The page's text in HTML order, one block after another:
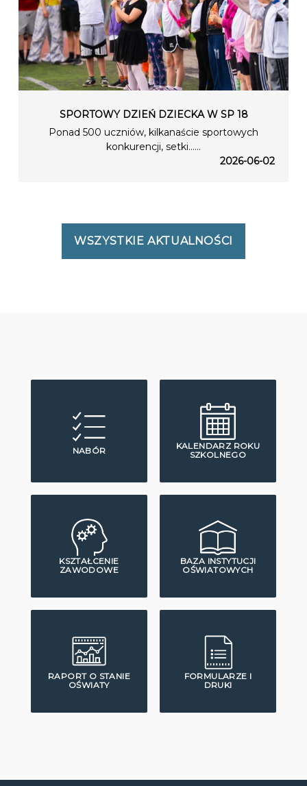
SPORTOWY DZIEŃ DZIECKA W SP 18
Ponad 500 uczniów, kilkanaście sportowych
konkurencji, setki…...
2026-06-02
WSZYSTKIE AKTUALNOŚCI
NABÓR
KALENDARZ ROKU
SZKOLNEGO
KSZTAŁCENIE
ZAWODOWE
BAZA INSTYTUCJI
OŚWIATOWYCH
RAPORT O STANIE
OŚWIATY
FORMULARZE I
DRUKI